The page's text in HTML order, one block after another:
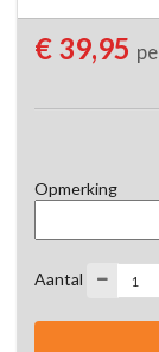
MATERIAAL
€ 39,95
Opmerking
Aantal